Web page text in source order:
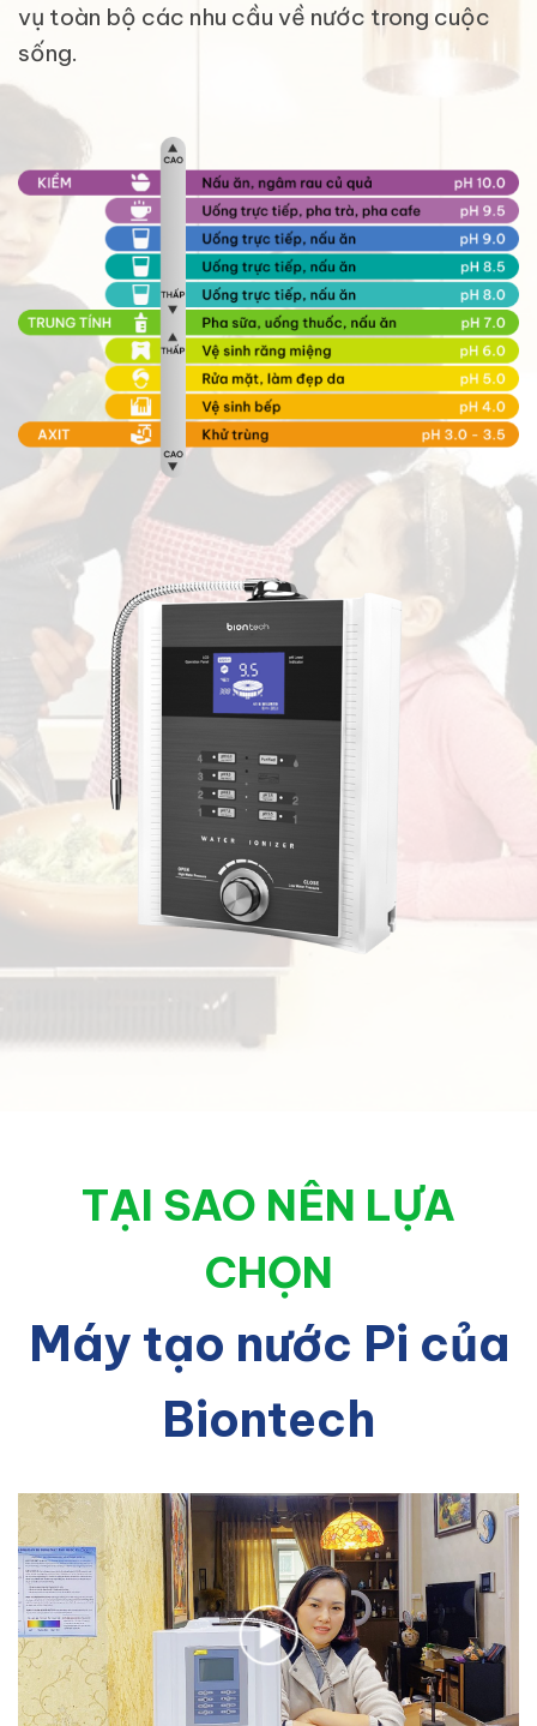
vụ toàn bộ các nhu cầu về nước trong cuộc
sống.
TẠI SAO NÊN LỰA
CHỌN
Máy tạo nước Pi của
Biontech